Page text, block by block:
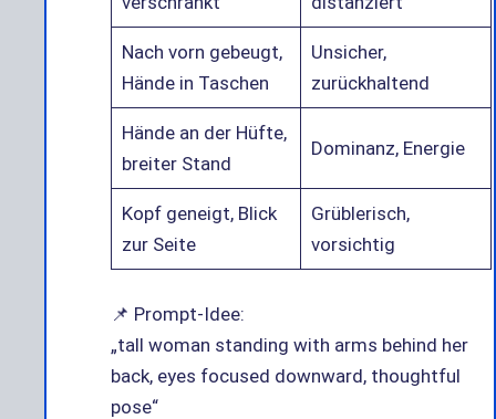
Nach vorn gebeugt,
Hände in Taschen
Unsicher,
zurückhaltend
Hände an der Hüfte,
breiter Stand
Dominanz, Energie
Kopf geneigt, Blick
zur Seite
Grüblerisch,
vorsichtig
📌 Prompt-Idee:
„tall woman standing with arms behind her
back, eyes focused downward, thoughtful
pose“